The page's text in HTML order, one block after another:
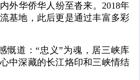
外华侨华人纷至沓来。2018年
基地，此后更是通过丰富多彩
道：“忠义”为魂，居三峡库
中深藏的长江烙印和三峡情结